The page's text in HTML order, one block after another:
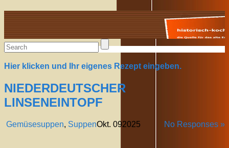
Alte Rezepte online
Hier klicken und Ihr eigenes Rezept eingeben.
NIEDERDEUTSCHER
LINSENEINTOPF
Gemüsesuppen, Suppen No Responses »
Okt. 092025